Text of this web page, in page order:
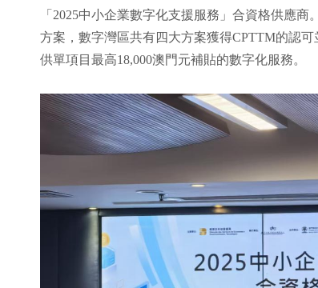
「2025中小企業數字化支援服務」合資格供應
方案，數字灣區共有四大方案獲得CPTTM的認
供單項目最高18,000澳門元補貼的數字化服務。